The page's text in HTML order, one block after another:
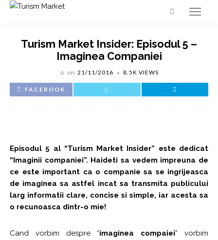
Turism Market Insider: Episodul 5 –
Imaginea Companiei
on 21/11/2016 8.5K VIEWS
FACEBOOK
Episodul 5 al “Turism Market Insider” este dedicat
“Imaginii companiei”. Haideti sa vedem impreuna de
ce este important ca o companie sa se ingrijeasca
de imaginea sa astfel incat sa transmita publicului
larg informatii clare, concise si simple, iar acesta sa
o recunoasca dintr-o mie!
Cand vorbim despre “imaginea compaiei” vorbim